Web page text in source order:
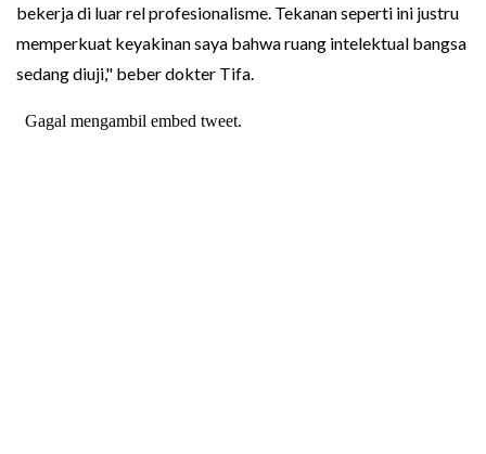
bekerja di luar rel profesionalisme. Tekanan seperti ini justru
memperkuat keyakinan saya bahwa ruang intelektual bangsa
sedang diuji," beber dokter Tifa.